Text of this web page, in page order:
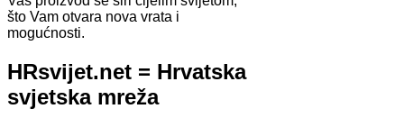
što Vam otvara nova vrata i
mogućnosti.
HRsvijet.net = Hrvatska
svjetska mreža